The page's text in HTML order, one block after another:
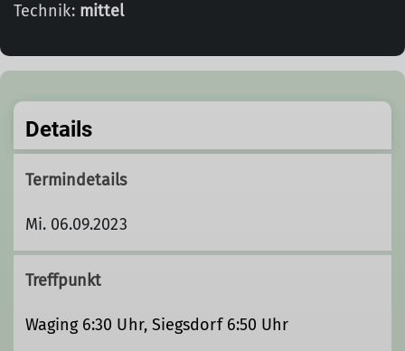
Technik: mittel
Details
Termindetails
Mi. 06.09.2023
Treffpunkt
Waging 6:30 Uhr, Siegsdorf 6:50 Uhr